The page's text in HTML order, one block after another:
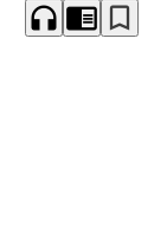
headphones chrome_reader_mode bookmark_border